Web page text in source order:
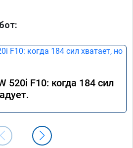
520i F10: когда 184 сил